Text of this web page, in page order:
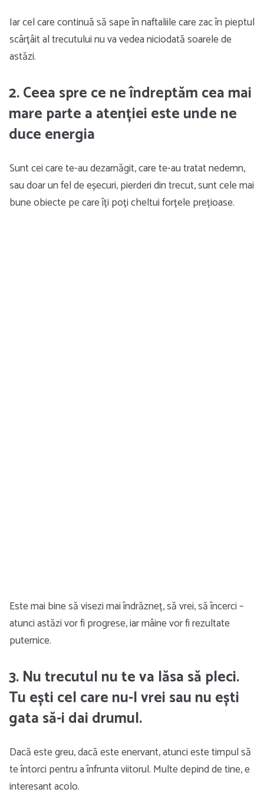
Iar cel care continuă să sape în naftaliile care zac în pieptul
scârțâit al trecutului nu va vedea niciodată soarele de
astăzi.
2. Ceea spre ce ne îndreptăm cea mai
mare parte a atenției este unde ne
duce energia
Sunt cei care te-au dezamăgit, care te-au tratat nedemn,
sau doar un fel de eșecuri, pierderi din trecut, sunt cele mai
bune obiecte pe care îți poți cheltui forțele prețioase.
Este mai bine să visezi mai îndrăzneț, să vrei, să încerci –
atunci astăzi vor fi progrese, iar mâine vor fi rezultate
puternice.
3. Nu trecutul nu te va lăsa să pleci.
Tu ești cel care nu-l vrei sau nu ești
gata să-i dai drumul.
Dacă este greu, dacă este enervant, atunci este timpul să
te întorci pentru a înfrunta viitorul. Multe depind de tine, e
interesant acolo.